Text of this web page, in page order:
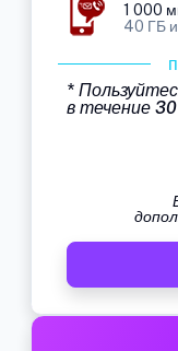
1 000
40 ГБ
*
в течение